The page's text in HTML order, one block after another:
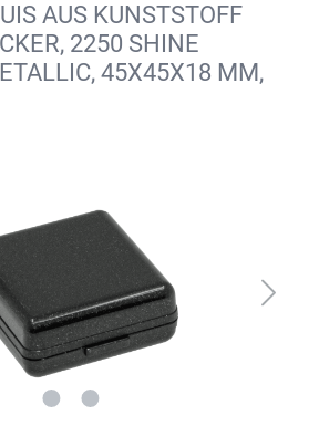
AUS KUNSTSTOFF
2250 SHINE
45X45X18 MM,